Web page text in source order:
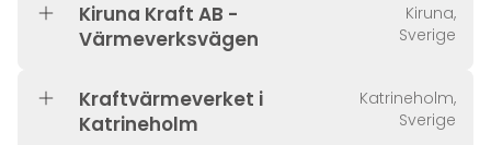
Kiruna Kraft AB -
Värmeverksvägen
Kiruna,
Sverige
Kraftvärmeverket i
Katrineholm
Katrineholm,
Sverige